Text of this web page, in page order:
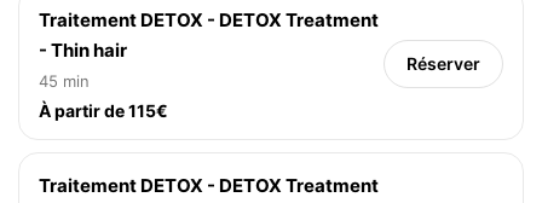
Traitement DETOX - DETOX Treatment
- Thin hair
45 min
À partir de 115€
Réserver
Traitement DETOX - DETOX Treatment